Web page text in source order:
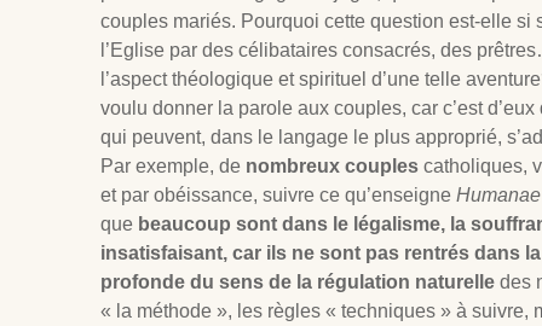
couples mariés. Pourquoi cette question est-elle si
l’Eglise par des célibataires consacrés, des
l’aspect théologique et spirituel d’une telle
voulu donner la parole aux couples, car c’est d’eux
qui peuvent, dans le langage le plus approprié,
Par exemple, de nombreux couples catholiques,
et par obéissance, suivre ce qu’enseigne
que beaucoup sont dans le légalisme, la
insatisfaisant, car ils ne sont pas rentrés dans
profonde du sens de la régulation naturelle des
« la méthode », les règles « techniques » à suivre,